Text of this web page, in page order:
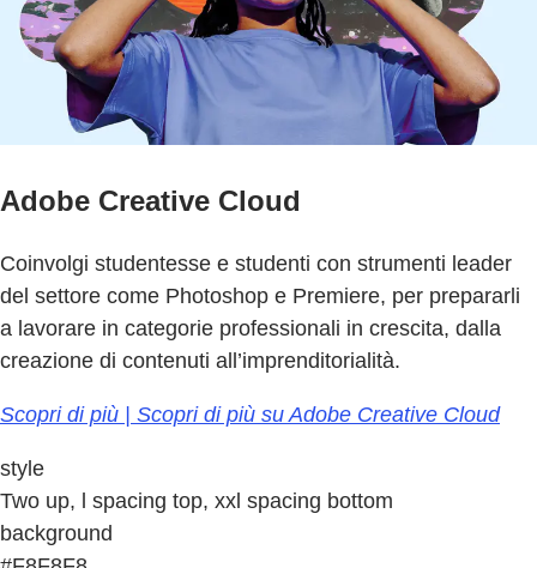
Adobe Creative Cloud
Coinvolgi studentesse e studenti con strumenti leader
del settore come Photoshop e Premiere, per prepararli
a lavorare in categorie professionali in crescita, dalla
creazione di contenuti all’imprenditorialità.
Scopri di più | Scopri di più su Adobe Creative Cloud
style
Two up, l spacing top, xxl spacing bottom
background